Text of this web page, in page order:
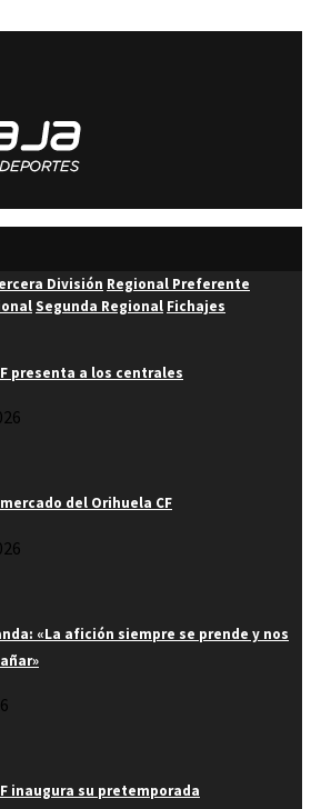
División Regional Preferente
Segunda Regional Fichajes
presenta a los centrales
del Orihuela CF
«La afición siempre se prende y nos
inaugura su pretemporada